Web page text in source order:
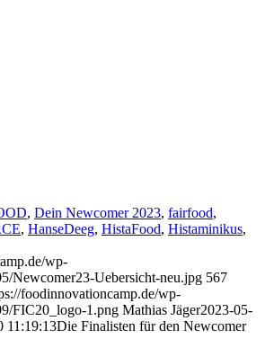
, Dein Newcomer 2023, fairfood,
, HanseDeeg, HistaFood, Histaminikus,
wp-
Newcomer23-Uebersicht-neu.jpg 567
foodinnovationcamp.de/wp-
FIC20_logo-1.png Mathias Jäger2023-05-
11:19:13Die Finalisten für den Newcomer